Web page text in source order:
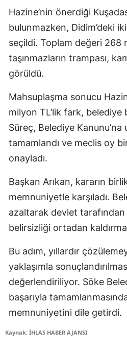
Hazine’nin önerdiği
bulunmazken, Didim’deki
seçildi. Toplam değeri 268
taşınmazların trampası,
görüldü.
Mahsuplaşma sonucu
milyon TL’lik fark,
Süreç, Belediye
tamamlandı ve meclis oy
onayladı.
Başkan Arıkan, kararın
memnuniyetle karşıladı.
azaltarak devlet
belirsizliği ortadan
Bu adım, yıllardır
yaklaşımla
değerlendiriliyor. Söke
başarıyla
memnuniyetini dile getirdi.
Kaynak: İHLAS HABER AJANSI